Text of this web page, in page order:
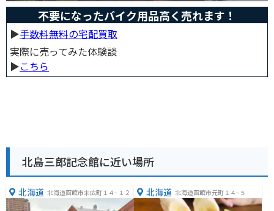
不要になったバイク用品高く売れます！
▶︎手数料無料の宅配買取
実際に売ってみた体験談
▶︎こちら
北島三郎記念館に近い場所
北海道 北海道函館市末広町１４−１２ 北海道 北海道函館市元町１４−５